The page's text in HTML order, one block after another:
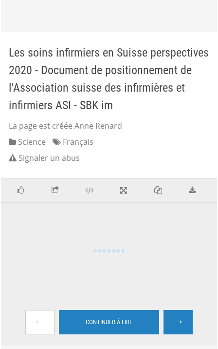
Les soins infirmiers en Suisse perspectives
2020 - Document de positionnement de
l'Association suisse des infirmières et
infirmiers ASI - SBK im
La page est créée Anne Renard
Science
Français
Signaler un abus
← CONTINUER À LIRE →